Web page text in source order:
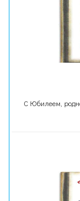
С Юбилеем,